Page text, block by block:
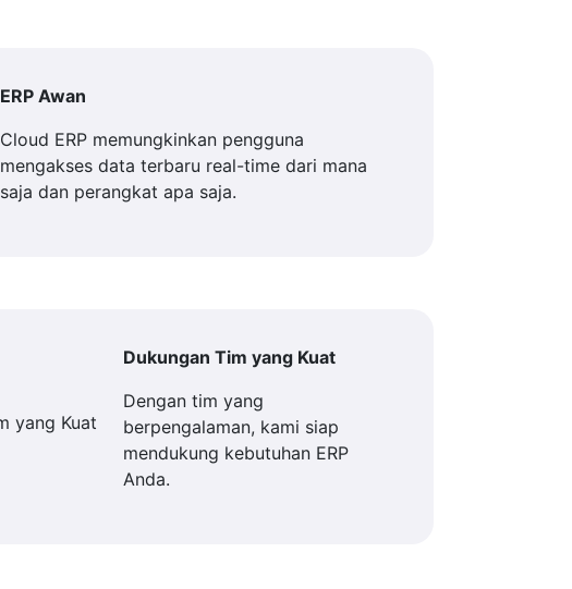
ERP Awan
Cloud ERP memungkinkan pengguna
mengakses data terbaru real-time dari mana
saja dan perangkat apa saja.
Dukungan Tim yang Kuat
Dengan tim yang
berpengalaman, kami siap
mendukung kebutuhan ERP
Anda.